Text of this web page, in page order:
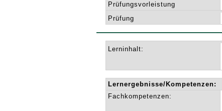
Prüfungsvorleistung
Prüfung
Lerninhalt:
Lernergebnisse/Kompetenzen:
Fachkompetenzen: